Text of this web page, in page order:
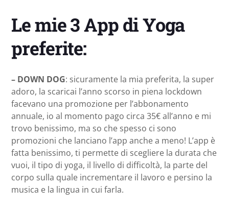
Le mie 3 App di Yoga
preferite:
– DOWN DOG: sicuramente la mia preferita, la super
adoro, la scaricai l’anno scorso in piena lockdown
facevano una promozione per l’abbonamento
annuale, io al momento pago circa 35€ all’anno e mi
trovo benissimo, ma so che spesso ci sono
promozioni che lanciano l’app anche a meno! L’app è
fatta benissimo, ti permette di scegliere la durata che
vuoi, il tipo di yoga, il livello di difficoltà, la parte del
corpo sulla quale incrementare il lavoro e persino la
musica e la lingua in cui farla.